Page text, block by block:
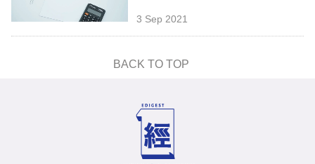
3 Sep 2021
BACK TO TOP